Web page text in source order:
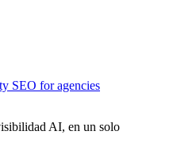
SEO for agencies
AI, en un solo